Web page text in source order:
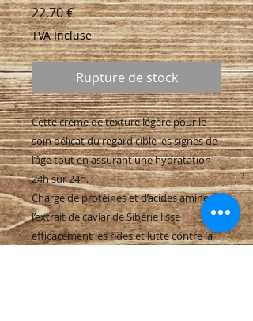
22,70 €Prix
TVA Incluse
Rupture de stock
Cette crème de texture légère pour le
soin délicat du regard cible les signes de
l’âge tout en assurant une hydratation
24h sur 24h.
Chargé de protéines et d’acides aminés,
l’extrait de caviar de Sibérie lisse
efficacement les rides et lutte contre la